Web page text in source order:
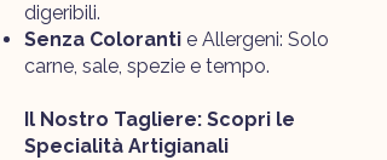
digeribili.
Senza Coloranti e Allergeni: Solo
carne, sale, spezie e tempo.
Il Nostro Tagliere: Scopri le
Specialità Artigianali